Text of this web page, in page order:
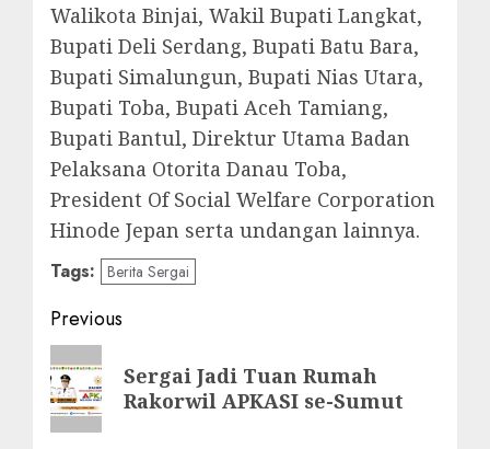
Walikota Binjai, Wakil Bupati Langkat,
Bupati Deli Serdang, Bupati Batu Bara,
Bupati Simalungun, Bupati Nias Utara,
Bupati Toba, Bupati Aceh Tamiang,
Bupati Bantul, Direktur Utama Badan
Pelaksana Otorita Danau Toba,
President Of Social Welfare Corporation
Hinode Jepan serta undangan lainnya.
Tags: Berita Sergai
Post
navigation
Previous
Previous
post:
Sergai Jadi Tuan Rumah
Rakorwil APKASI se-Sumut